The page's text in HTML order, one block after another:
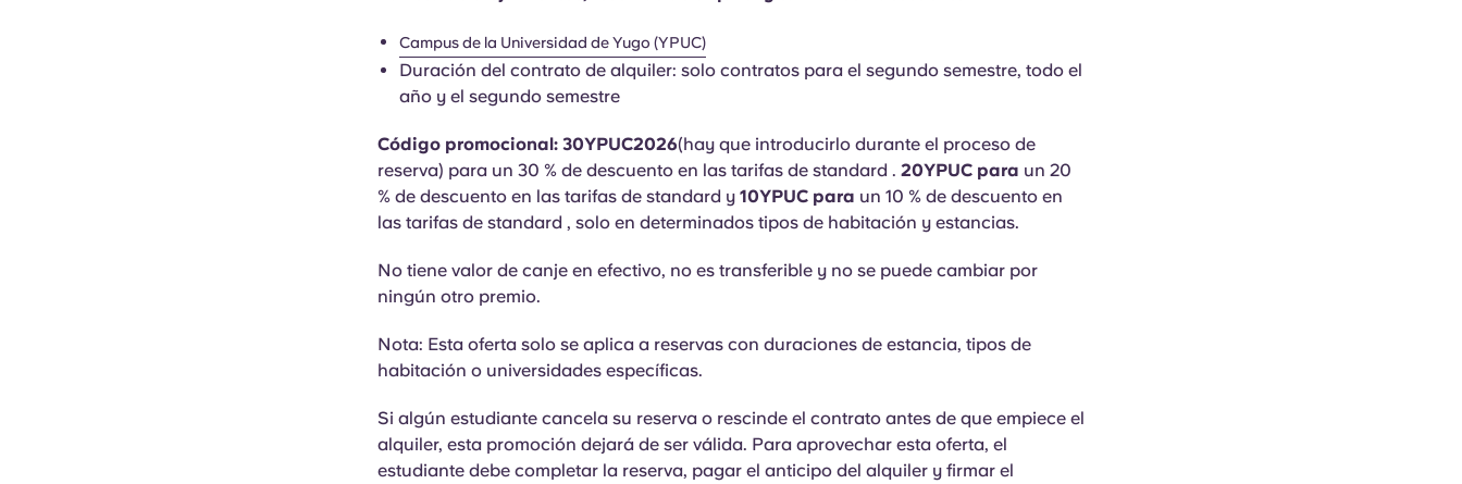
Campus de la Universidad de Yugo (YPUC)
Duración del contrato de alquiler: solo contratos para el segundo semestre, todo el
año y el segundo semestre
Código promocional: 30YPUC2026(hay que introducirlo durante el proceso de
reserva) para un 30 % de descuento en las tarifas de standard . 20YPUC para un 20
% de descuento en las tarifas de standard y 10YPUC para un 10 % de descuento en
las tarifas de standard , solo en determinados tipos de habitación y estancias.
No tiene valor de canje en efectivo, no es transferible y no se puede cambiar por
ningún otro premio.
Nota: Esta oferta solo se aplica a reservas con duraciones de estancia, tipos de
habitación o universidades específicas.
Si algún estudiante cancela su reserva o rescinde el contrato antes de que empiece el
alquiler, esta promoción dejará de ser válida. Para aprovechar esta oferta, el
estudiante debe completar la reserva, pagar el anticipo del alquiler y firmar el